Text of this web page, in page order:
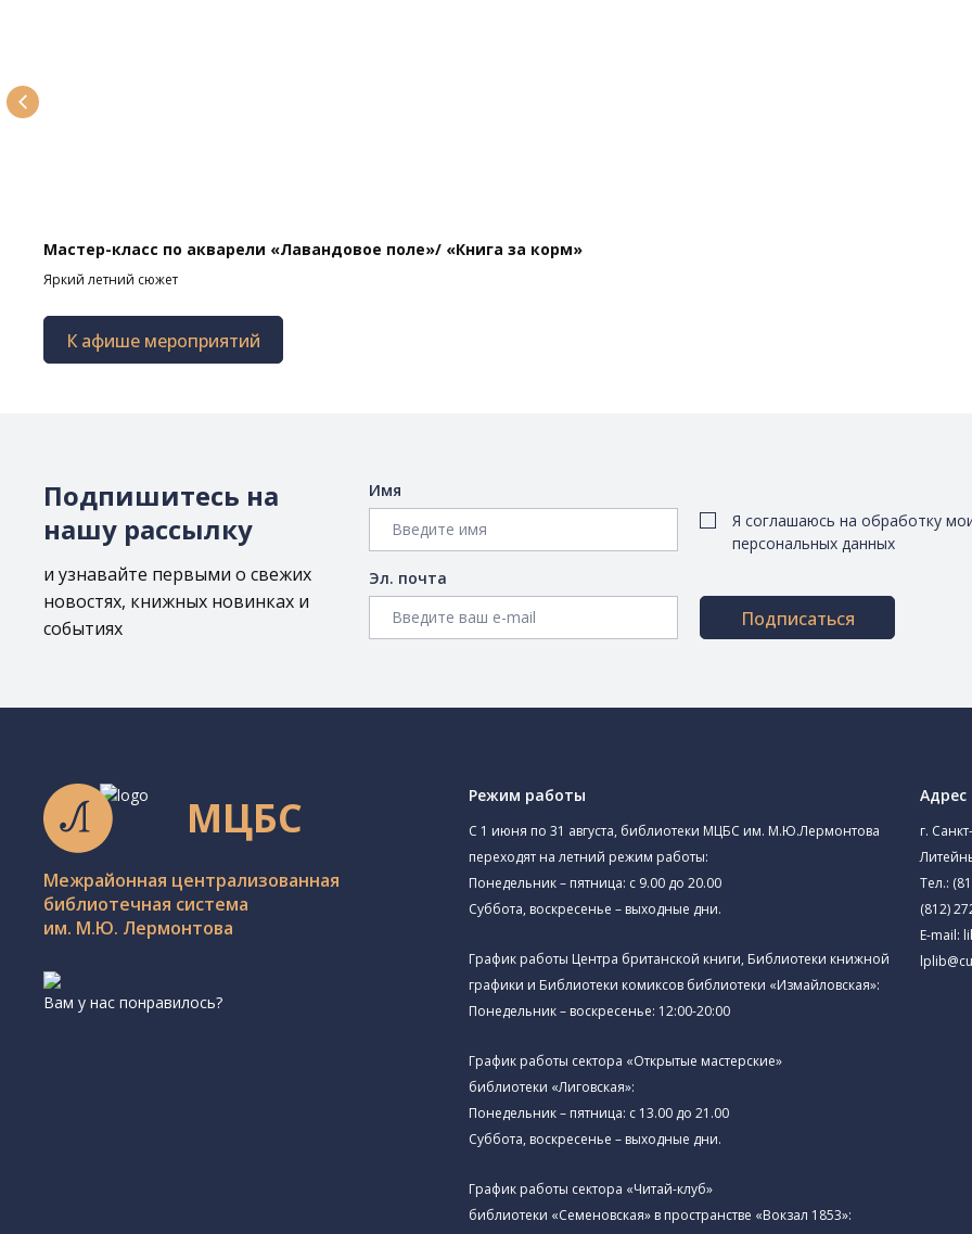
Мастер-класс по акварели «Лавандовое поле»/ «Книга за корм»
Яркий летний сюжет
К афише мероприятий
Подпишитесь на
нашу рассылку
и узнавайте первыми о свежих
новостях, книжных новинках и
событиях
Имя
Эл. почта
Я соглашаюсь на обработку
персональных данных
Подписаться
МЦБС
Межрайонная централизованная
библиотечная система
им. М.Ю. Лермонтова
Вам у нас понравилось?
Режим работы
C 1 июня по 31 августа, библиотеки МЦБС им. М.Ю.Лермонтова
переходят на летний режим работы:
Понедельник – пятница: с 9.00 до 20.00
Суббота, воскресенье – выходные дни.
График работы Центра британской книги, Библиотеки книжной
графики и Библиотеки комиксов библиотеки «Измайловская»:
Понедельник – воскресенье: 12:00-20:00
График работы сектора «Открытые мастерские»
библиотеки «Лиговская»:
Понедельник – пятница: с 13.00 до 21.00⁠
Суббота, воскресенье – выходные дни.
График работы сектора «Читай-клуб»
библиотеки «Семеновская» в пространстве «Вокзал 1853»:
Адрес
г.
Тел.:
(812)
E-mail: